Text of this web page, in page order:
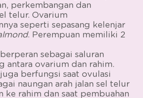
perkembangan dan
telur. Ovarium
seperti sepasang kelenjar
. Perempuan memiliki 2
sebagai saluran
antara ovarium dan rahim.
berfungsi saat ovulasi
naungan arah jalan sel telur
ke rahim dan saat pembuahan